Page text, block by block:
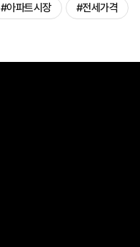
#아파트시장 #전세가격